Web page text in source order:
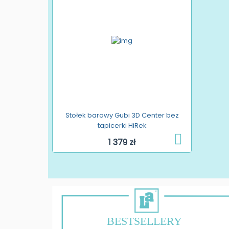
Stołek barowy Gubi 3D Center bez
tapicerki HiRek
1 379 zł
BESTSELLERY